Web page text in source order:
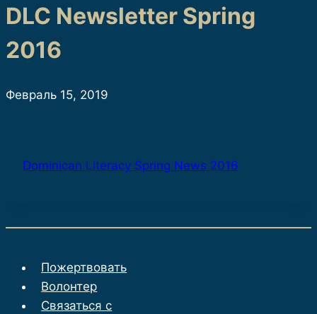
DLC Newsletter Spring
2016
Февраль 15, 2019
Dominican Literacy Spring News 2016
Пожертвовать
Волонтер
Связаться с